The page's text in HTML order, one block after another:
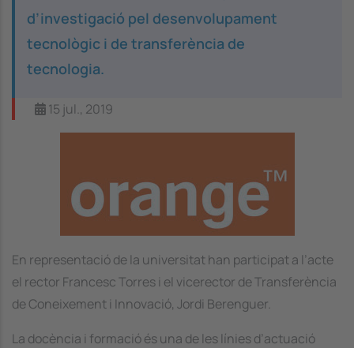
d’investigació pel desenvolupament
tecnològic i de transferència de
tecnologia.
15 jul., 2019
En representació de la universitat han participat a l’acte
el rector Francesc Torres i el vicerector de Transferència
de Coneixement i Innovació, Jordi Berenguer.
La docència i formació és una de les línies d’actuació